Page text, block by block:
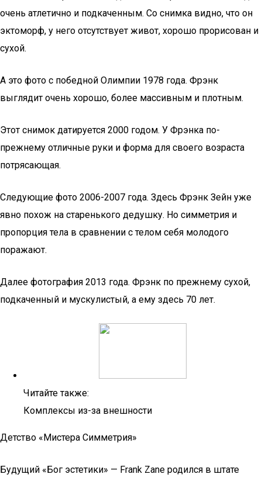
очень атлетично и подкаченным. Со снимка видно, что он
эктоморф, у него отсутствует живот, хорошо прорисован и
сухой.
А это фото с победной Олимпии 1978 года. Фрэнк
выглядит очень хорошо, более массивным и плотным.
Этот снимок датируется 2000 годом. У Фрэнка по-
прежнему отличные руки и форма для своего возраста
потрясающая.
Следующие фото 2006-2007 года. Здесь Фрэнк Зейн уже
явно похож на старенького дедушку. Но симметрия и
пропорция тела в сравнении с телом себя молодого
поражают.
Далее фотография 2013 года. Фрэнк по прежнему сухой,
подкаченный и мускулистый, а ему здесь 70 лет.
Читайте также:
Комплексы из-за внешности
Детство «Мистера Симметрия»
Будущий «Бог эстетики» — Frank Zane родился в штате